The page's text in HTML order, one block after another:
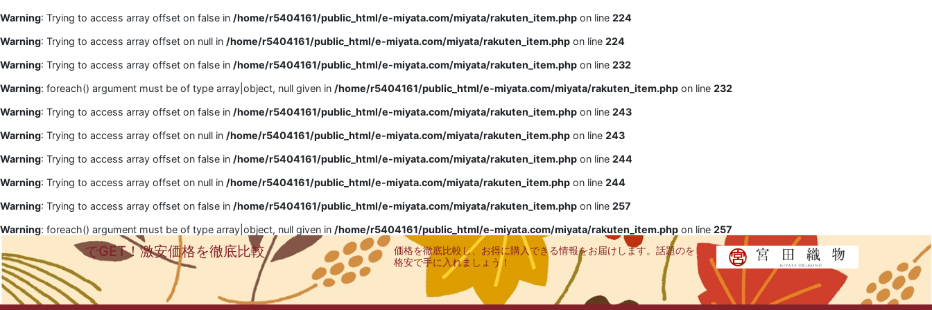
Warning: Trying to access array offset on false in /home/r5404161/public_html/e-miyata.com/miyata/rakuten_item.php on line 224
Warning: Trying to access array offset on null in /home/r5404161/public_html/e-miyata.com/miyata/rakuten_item.php on line 224
Warning: Trying to access array offset on false in /home/r5404161/public_html/e-miyata.com/miyata/rakuten_item.php on line 232
Warning: foreach() argument must be of type array|object, null given in /home/r5404161/public_html/e-miyata.com/miyata/rakuten_item.php on line 232
Warning: Trying to access array offset on false in /home/r5404161/public_html/e-miyata.com/miyata/rakuten_item.php on line 243
Warning: Trying to access array offset on null in /home/r5404161/public_html/e-miyata.com/miyata/rakuten_item.php on line 243
Warning: Trying to access array offset on false in /home/r5404161/public_html/e-miyata.com/miyata/rakuten_item.php on line 244
Warning: Trying to access array offset on null in /home/r5404161/public_html/e-miyata.com/miyata/rakuten_item.php on line 244
Warning: Trying to access array offset on false in /home/r5404161/public_html/e-miyata.com/miyata/rakuten_item.php on line 257
Warning: foreach() argument must be of type array|object, null given in /home/r5404161/public_html/e-miyata.com/miyata/rakuten_item.php on line 257
でGET！激安価格を徹底比較
価格を徹底比較し、お得に購入できる情報をお届けします。話題のを
格安で手に入れましょう！